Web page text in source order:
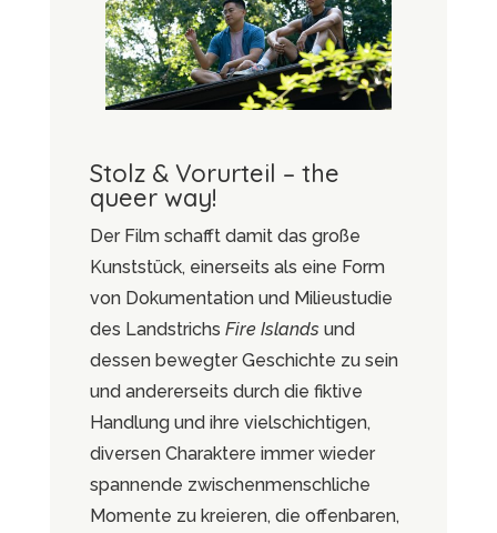
Stolz & Vorurteil – the
queer way!
Der Film schafft damit das große
Kunststück, einerseits als eine Form
von Dokumentation und Milieustudie
des Landstrichs Fire Islands und
dessen bewegter Geschichte zu sein
und andererseits durch die fiktive
Handlung und ihre vielschichtigen,
diversen Charaktere immer wieder
spannende zwischenmenschliche
Momente zu kreieren, die offenbaren,